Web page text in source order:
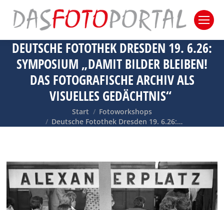
DEUTSCHE FOTOTHEK DRESDEN 19. 6.26:
SYMPOSIUM „DAMIT BILDER BLEIBEN!
DAS FOTOGRAFISCHE ARCHIV ALS
VISUELLES GEDÄCHTNIS“
Sie befinden sich hier:
Start
Fotoworkshops
Deutsche Fotothek Dresden 19. 6.26:…